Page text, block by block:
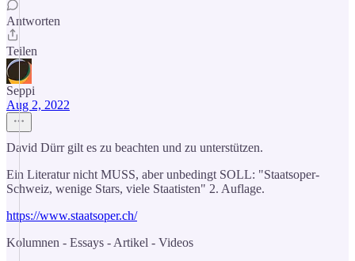
Antworten
Teilen
Seppi
Aug 2, 2022
David Dürr gilt es zu beachten und zu unterstützen.
Ein Literatur nicht MUSS, aber unbedingt SOLL: "Staatsoper-
Schweiz, wenige Stars, viele Staatisten" 2. Auflage.
https://www.staatsoper.ch/
Kolumnen - Essays - Artikel - Videos